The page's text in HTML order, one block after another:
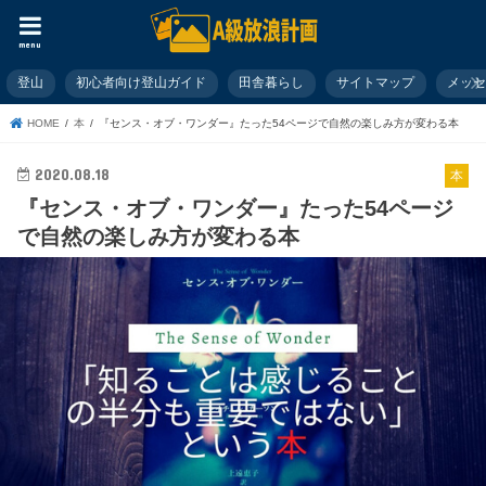
menu
登山 初心者向け登山ガイド 田舎暮らし サイトマップ メッ
HOME 本 『センス・オブ・ワンダー』たった54ページで自然の楽しみ方が変わる本
本
2020.08.18
『センス・オブ・ワンダー』たった54ページ
で自然の楽しみ方が変わる本